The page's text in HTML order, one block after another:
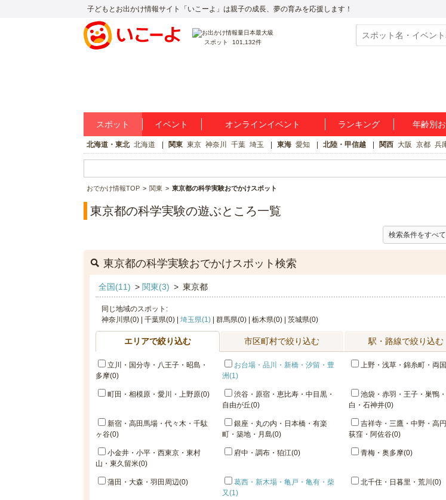
子どもとお出かけ情報サイト「いこーよ」は親子の成長、夢の育みを応援します！
スポット 101,132件
スポット イベント オンラインイベント ランキング 年齢別
北海道・東北 北海道 関東 東京 神奈川 千葉 埼玉 東海 愛知 北陸・甲信越 関西 大阪 京都 兵
おでかけ情報TOP 関東 東京都の科学実験おでかけスポット
東京都の科学実験の遊ぶところ一覧
検索条件をすべ
東京都の科学実験おでかけスポット検索
全国(11) > 関東(3) > 東京都
同じ地域のスポット:
神奈川県(0) | 千葉県(0) | 埼玉県(1)| 群馬県(0) | 栃木県(0) | 茨城県(0)
エリアで絞り込む 市区町村で絞り込む 駅・路線で絞り込む
立川・国分寺・八王子・昭島・
多摩(0)
お台場・品川・新橋・汐留・豊
洲(1)
上野・浅草・錦糸町・両
町田・相模原・愛川・上野原(0)
渋谷・原宿・恵比寿・中目黒・
自由が丘(0)
池袋・赤羽・王子・巣鴨
白・石神井(0)
新宿・高田馬場・代々木・千駄
ヶ谷(0)
銀座・丸の内・日本橋・有楽
町・築地・月島(0)
吉祥寺・三鷹・中野・高円
荻窪・阿佐谷(0)
小金井・小平・西東京・東村
山・東久留米(0)
府中・調布・狛江(0) 青梅・奥多摩(0)
蒲田・大森・羽田周辺(0)
葛西・新木場・亀戸・亀有・柴
又(1)
北千住・日暮里・荒川(0)